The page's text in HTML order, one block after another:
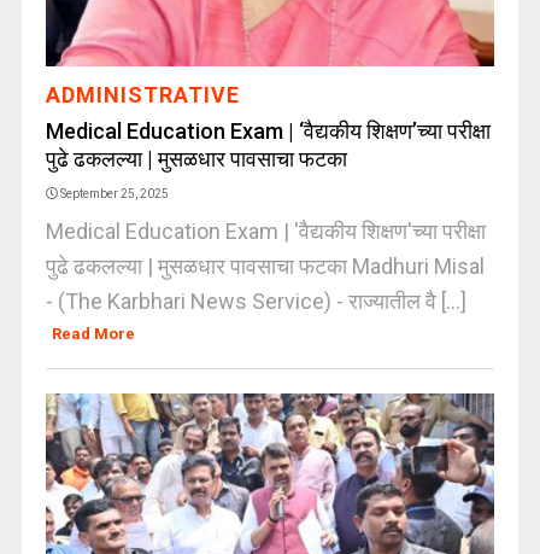
ADMINISTRATIVE
Medical Education Exam | ‘वैद्यकीय शिक्षण’च्या परीक्षा
पुढे ढकलल्या | मुसळधार पावसाचा फटका
September 25, 2025
Medical Education Exam | 'वैद्यकीय शिक्षण'च्या परीक्षा
पुढे ढकलल्या | मुसळधार पावसाचा फटका Madhuri Misal
- (The Karbhari News Service) - राज्यातील वै [...]
Read More